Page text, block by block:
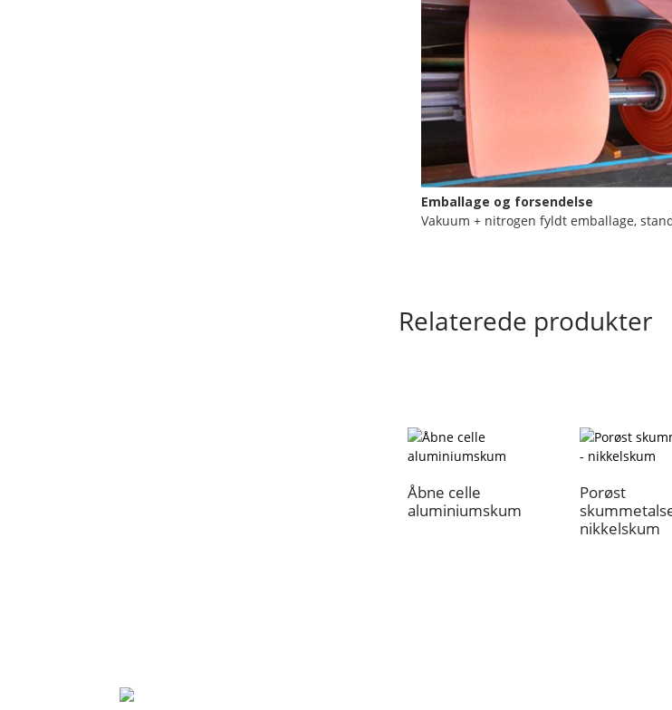
Emballage og forsendelse
Vakuum + nitrogen fyldt emballage,
Relaterede produkter
Åbne celle
aluminiumskum
Porøst
nikkelskum